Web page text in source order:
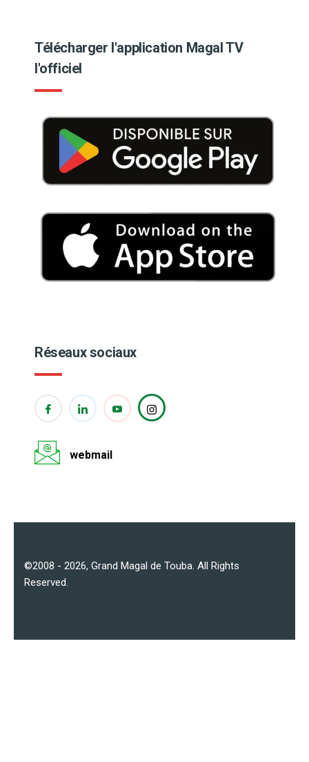
Télécharger l'application Magal TV
l'officiel
Réseaux sociaux
webmail
©2008 - 2026, Grand Magal de Touba . All Rights
Reserved.